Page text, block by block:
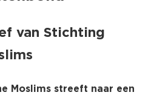
van Stichting
Moslims streeft naar een